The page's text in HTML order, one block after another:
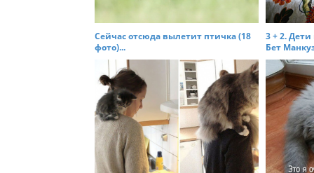
Сейчас отсюда вылетит птичка (18
фото)...
3 + 2.
Бет